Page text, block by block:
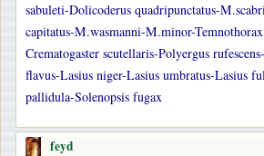
sabuleti-Dolicoderus quadripunctatus-
capitatus-M.wasmanni-M.minor-
Crematogaster scutellaris-Polyergus
flavus-Lasius niger-Lasius umbratus-Lasius
pallidula-Solenopsis fugax
feyd